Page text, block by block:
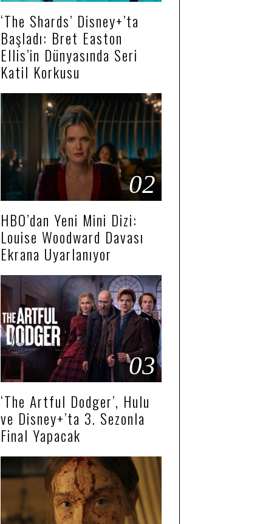
‘The Shards’ Disney+’ta
Başladı: Bret Easton
Ellis’in Dünyasında Seri
Katil Korkusu
02
HBO’dan Yeni Mini Dizi:
Louise Woodward Davası
Ekrana Uyarlanıyor
03
‘The Artful Dodger’, Hulu
ve Disney+’ta 3. Sezonla
Final Yapacak